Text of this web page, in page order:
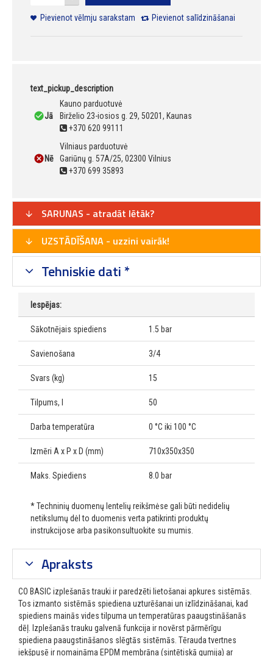
Pievienot vēlmju sarakstam Pievienot salīdzināšanai
text_pickup_description
Jā
Kauno parduotuvė
Birželio 23-iosios g. 29, 50201, Kaunas
+370 620 99111
Nē
Vilniaus parduotuvė
Gariūnų g. 57A/25, 02300 Vilnius
+370 699 35893
SARUNAS - atradāt lētāk?
UZSTĀDĪŠANA - uzzini vairāk!
Tehniskie dati *
Iespējas:
Sākotnējais spiediens 1.5 bar
Savienošana 3/4
Svars (kg) 15
Tilpums, l 50
Darba temperatūra 0 °C iki 100 °C
Izmēri A x P x D (mm) 710x350x350
Maks. Spiediens 8.0 bar
* Techninių duomenų lentelių reikšmėse gali būti nedidelių
netikslumų dėl to duomenis verta patikrinti produktų
instrukcijose arba pasikonsultuokite su mumis.
Apraksts
CO BASIC izplešanās trauki ir paredzēti lietošanai apkures sistēmās.
Tos izmanto sistēmās spiediena uzturēšanai un izlīdzināšanai, kad
spiediens mainās vides tilpuma un temperatūras paaugstināšanās
dēļ. Izplešanās trauku galvenā funkcija ir novērst pārmērīgu
spiediena paaugstināšanos slēgtās sistēmās. Tērauda tvertnes
iekšpusē ir nomaināma EPDM membrāna (sintētiskā gumija) ar